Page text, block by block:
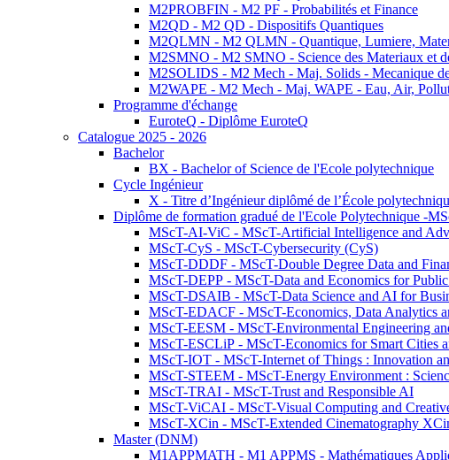
M2PROBFIN - M2 PF - Probabilités et Finance
M2QD - M2 QD - Dispositifs Quantiques
M2QLMN - M2 QLMN - Quantique, Lumiere,
M2SMNO - M2 SMNO - Science des Materiaux et
M2SOLIDS - M2 Mech - Maj. Solids - Mecanique
M2WAPE - M2 Mech - Maj. WAPE - Eau, Air,
Programme d'échange
EuroteQ - Diplôme EuroteQ
Catalogue 2025 - 2026
Bachelor
BX - Bachelor of Science de l'Ecole polytechnique
Cycle Ingénieur
X - Titre d’Ingénieur diplômé de l’École
Diplôme de formation gradué de l'Ecole Polytechnique -
MScT-AI-ViC - MScT-Artificial Intelligence and
MScT-CyS - MScT-Cybersecurity (CyS)
MScT-DDDF - MScT-Double Degree Data and
MScT-DEPP - MScT-Data and Economics for
MScT-DSAIB - MScT-Data Science and AI for
MScT-EDACF - MScT-Economics, Data Analytics
MScT-EESM - MScT-Environmental Engineering
MScT-ESCLiP - MScT-Economics for Smart Cities
MScT-IOT - MScT-Internet of Things : Innovation
MScT-STEEM - MScT-Energy Environment :
MScT-TRAI - MScT-Trust and Responsible AI
MScT-ViCAI - MScT-Visual Computing and
MScT-XCin - MScT-Extended Cinematography
Master (DNM)
M1APPMATH - M1 APPMS - Mathématiques